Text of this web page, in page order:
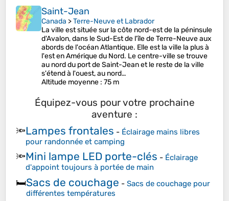
Saint-Jean
Canada >Terre-Neuve et Labrador
La ville est située sur la côte nord-est de la péninsule
d'Avalon, dans le Sud-Est de l'île de Terre-Neuve aux
abords de l'océan Atlantique. Elle est la ville la plus à
l'est en Amérique du Nord. Le centre-ville se trouve
au nord du port de Saint-Jean et le reste de la ville
s'étend à l'ouest, au nord…
Altitude moyenne : 75 m
Équipez-vous pour votre prochaine
aventure :
🔦Lampes frontales - Éclairage mains libres
pour randonnée et camping
🔦Mini lampe LED porte-clés - Éclairage
d'appoint toujours à portée de main
🛏️Sacs de couchage - Sacs de couchage pour
différentes températures